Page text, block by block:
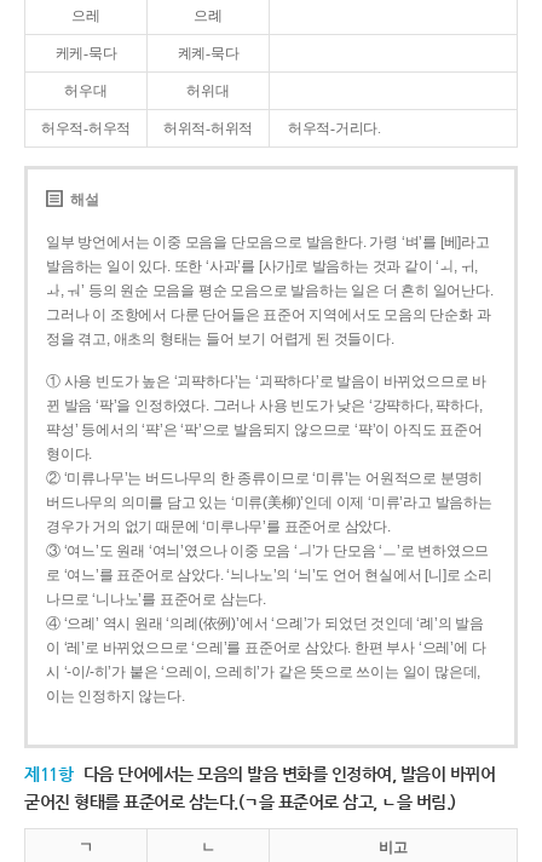
으레 으례
케케-묵다 켸켸-묵다
허우대 허위대
허우적-허우적 허위적-허위적 허우적-거리다.
해설
일부 방언에서는 이중 모음을 단모음으로 발음한다. 가령 ‘벼’를 [베]라고
발음하는 일이 있다. 또한 ‘사과’를 [사가]로 발음하는 것과 같이 ‘ㅚ, ㅟ,
ㅘ, ㅝ’ 등의 원순 모음을 평순 모음으로 발음하는 일은 더 흔히 일어난다.
그러나 이 조항에서 다룬 단어들은 표준어 지역에서도 모음의 단순화 과
정을 겪고, 애초의 형태는 들어 보기 어렵게 된 것들이다.
① 사용 빈도가 높은 ‘괴퍅하다’는 ‘괴팍하다’로 발음이 바뀌었으므로 바
뀐 발음 ‘팍’을 인정하였다. 그러나 사용 빈도가 낮은 ‘강퍅하다, 퍅하다,
퍅성’ 등에서의 ‘퍅’은 ‘팍’으로 발음되지 않으므로 ‘퍅’이 아직도 표준어
형이다.
② ‘미류나무’는 버드나무의 한 종류이므로 ‘미류’는 어원적으로 분명히
버드나무의 의미를 담고 있는 ‘미류(美柳)’인데 이제 ‘미류’라고 발음하는
경우가 거의 없기 때문에 ‘미루나무’를 표준어로 삼았다.
③ ‘여느’도 원래 ‘여늬’였으나 이중 모음 ‘ㅢ’가 단모음 ‘ㅡ’로 변하였으므
로 ‘여느’를 표준어로 삼았다. ‘늬나노’의 ‘늬’도 언어 현실에서 [니]로 소리
나므로 ‘니나노’를 표준어로 삼는다.
④ ‘으례’ 역시 원래 ‘의례(依例)’에서 ‘으례’가 되었던 것인데 ‘례’의 발음
이 ‘레’로 바뀌었으므로 ‘으레’를 표준어로 삼았다. 한편 부사 ‘으레’에 다
시 ‘-이/-히’가 붙은 ‘으레이, 으레히’가 같은 뜻으로 쓰이는 일이 많은데,
이는 인정하지 않는다.
제11항 다음 단어에서는 모음의 발음 변화를 인정하여, 발음이 바뀌어
굳어진 형태를 표준어로 삼는다.(ㄱ을 표준어로 삼고, ㄴ을 버림.)
ㄱ ㄴ 비고